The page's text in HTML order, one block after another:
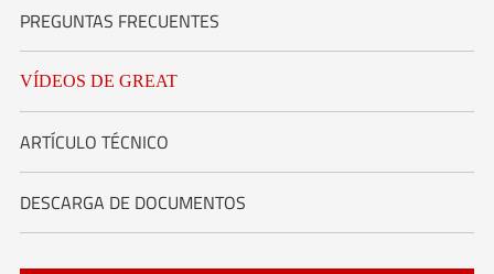
PREGUNTAS FRECUENTES
VÍDEOS DE GREAT
ARTÍCULO TÉCNICO
DESCARGA DE DOCUMENTOS